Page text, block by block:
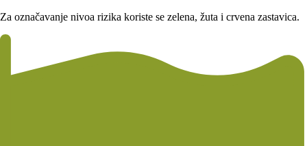
Za označavanje nivoa rizika koriste se zelena, žuta i crvena zastavica.